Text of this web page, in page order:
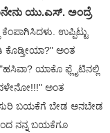
ಯು.ಎಸ್. ಅಂದ್ರೆ
ಉಪ್ಪಿಟ್ಟು
ಕೊಡ್ತೀಯಾ?" ಅಂತ
ಯಾಕೊ ಫ್ಲೈಟಿನಲ್ಲಿ
ಅಂತ
ಬಯಕೆಗೆ ಬೇಡ ಅನಬೇಡ
ನನ್ನ ಬಯಕೆಗೂ